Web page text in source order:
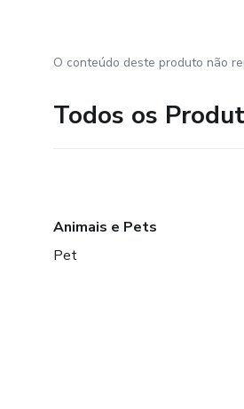
O conteúdo deste produto não
Todos os
Animais e Pets
Pet